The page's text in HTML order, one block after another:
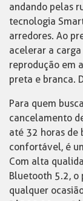
andando pelas
tecnologia
arredores. Ao
acelerar a
reprodução em
preta e branca.
Para quem
cancelamento
até 32 horas de
confortável, é
Com alta
Bluetooth 5.2,
qualquer